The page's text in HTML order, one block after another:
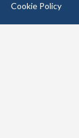
Cookie Policy